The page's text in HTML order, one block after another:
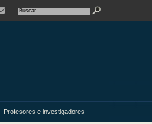
Profesores e investigadores